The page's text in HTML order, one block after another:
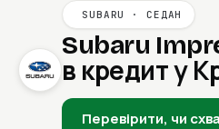
SUBARU · СЕДАН
Subaru
в кредит у
Перевірити, чи